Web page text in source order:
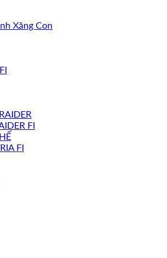
Xăng Con
FI
FI